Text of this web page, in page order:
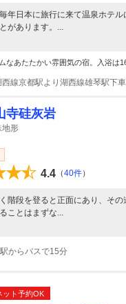
年日本に旅行に来て温泉ホテ
があります。...
なあたたかい雰囲気の宿。入浴は
線京都駅より湖西線雄琴駅下
寺硅灰岩
地形
4.4 （40件）
階段を登ると正面にあり、そ
ことはまずな...
からバスで15分
ット予約OK